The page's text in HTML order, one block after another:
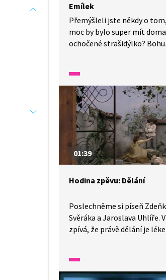
Emílek
Přemýšleli jste někdy o
moc by bylo super mít doma
ochočené strašidýlko?
napsala oblíbená
dvojice Jaroslav Uhlíř a
Svěrák. Tak si ji společně
zazpívejme.
01:39
Hodina zpěvu: Dělání
Poslechněme si píseň
Svěráka a Jaroslava Uhlíře.
zpívá, že právě dělání je
a společně si zazpívejme!
Uhodnete, v které pohádce